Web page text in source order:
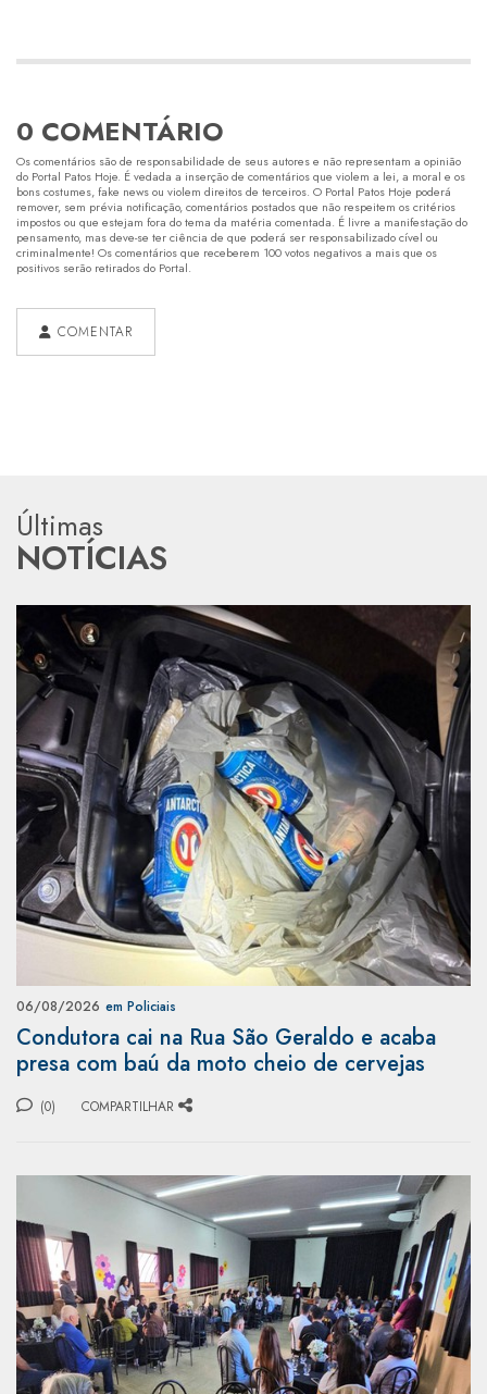
0 COMENTÁRIO
Os comentários são de responsabilidade de seus autores e não representam a opinião
do Portal Patos Hoje. É vedada a inserção de comentários que violem a lei, a moral e os
bons costumes, fake news ou violem direitos de terceiros. O Portal Patos Hoje poderá
remover, sem prévia notificação, comentários postados que não respeitem os critérios
impostos ou que estejam fora do tema da matéria comentada. É livre a manifestação do
pensamento, mas deve-se ter ciência de que poderá ser responsabilizado cível ou
criminalmente! Os comentários que receberem 100 votos negativos a mais que os
positivos serão retirados do Portal.
COMENTAR
Últimas
NOTÍCIAS
06/08/2026 em Policiais
Condutora cai na Rua São Geraldo e acaba
presa com baú da moto cheio de cervejas
(0) COMPARTILHAR